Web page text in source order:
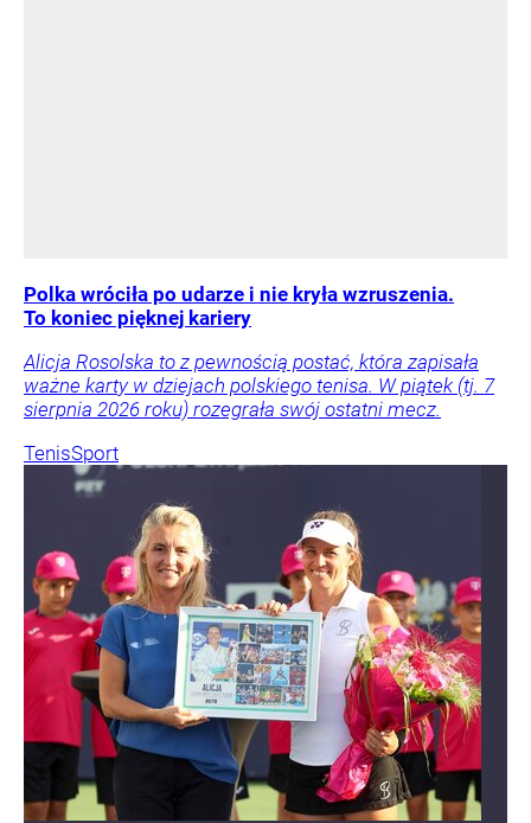
Polka wróciła po udarze i nie kryła wzruszenia.
To koniec pięknej kariery
Alicja Rosolska to z pewnością postać, która zapisała
ważne karty w dziejach polskiego tenisa. W piątek (tj. 7
sierpnia 2026 roku) rozegrała swój ostatni mecz.
TenisSport